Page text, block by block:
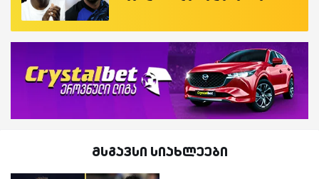
მსგავსი სიახლეები